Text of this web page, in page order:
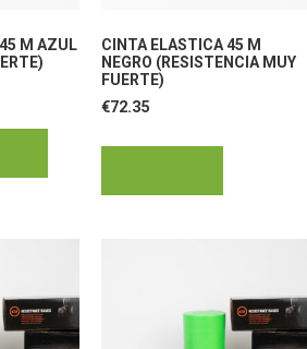
M AZUL
CINTA ELASTICA 45 M
NEGRO (RESISTENCIA MUY
FUERTE)
€72.35